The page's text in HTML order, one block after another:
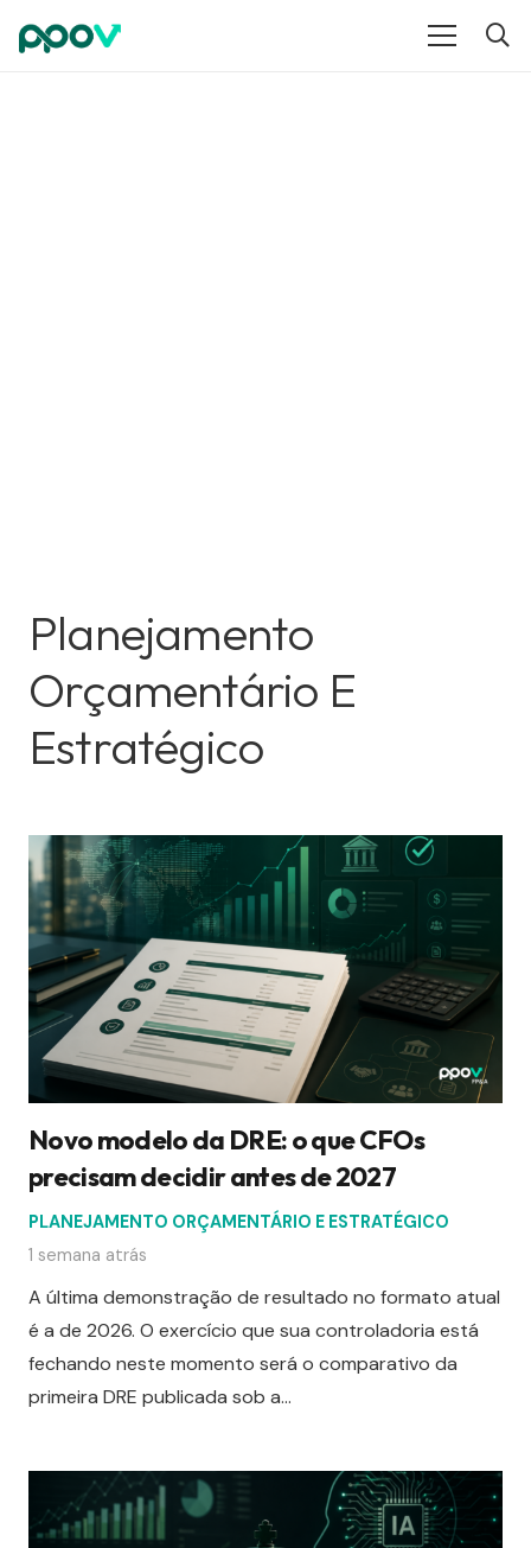
Planejamento
Orçamentário E
Estratégico
Novo modelo da DRE: o que CFOs
precisam decidir antes de 2027
PLANEJAMENTO ORÇAMENTÁRIO E ESTRATÉGICO
1 semana atrás
A última demonstração de resultado no formato atual
é a de 2026. O exercício que sua controladoria está
fechando neste momento será o comparativo da
primeira DRE publicada sob a…